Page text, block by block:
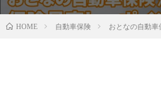
HOME 自動車保険 おとなの自動